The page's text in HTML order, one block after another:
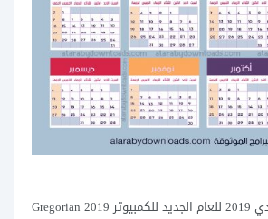
تحميل التقويم الميلادي 2019 للعام الجديد للكمبيوتر 2019 Gregorian